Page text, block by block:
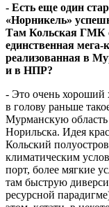
- Есть еще один
«Норникель»
Там Кольская ГМК
единственная
реализованная в
и в НПР?
- Это очень хороший
в голову раньше
Мурманскую область
Норильска. Идея
Кольский
климатическим
порт, более мягкие
там быструю
ресурсной